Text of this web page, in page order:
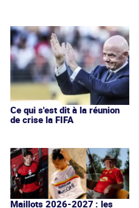
Ce qui s'est dit à la réunion
de crise la FIFA
Maillots 2026-2027 : les